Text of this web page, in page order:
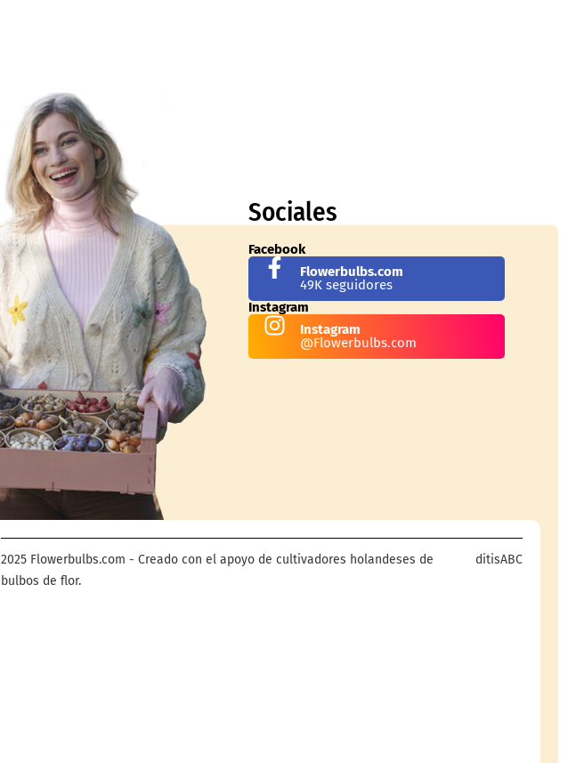
Sociales
Facebook
Flowerbulbs.com
49K seguidores
Instagram
Instagram
@Flowerbulbs.com
2025 Flowerbulbs.com - Creado con el apoyo de cultivadores holandeses de
bulbos de flor.
ditisABC